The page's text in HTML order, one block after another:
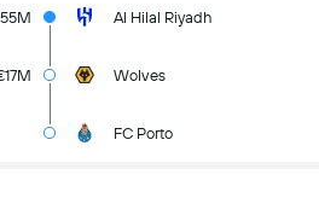
Al Hilal Riyadh
Wolves
FC Porto